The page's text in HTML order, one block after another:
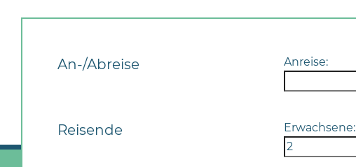
An-/Abreise Anreise:
Reisende Erwachsene: